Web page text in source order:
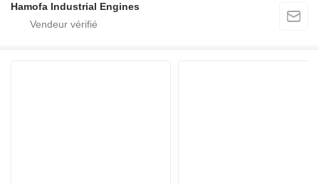
Hamofa Industrial Engines